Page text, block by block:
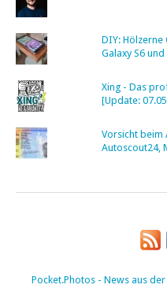
DIY: Hölzerne
Galaxy S6
Xing - Das
[Update:
Vorsicht beim
Autoscout24,
Pocket.Photos - News aus